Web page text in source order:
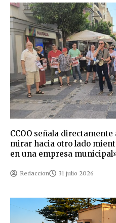
CCOO señala
mirar hacia otro lado
en una empresa
Redaccion 31 julio 2026